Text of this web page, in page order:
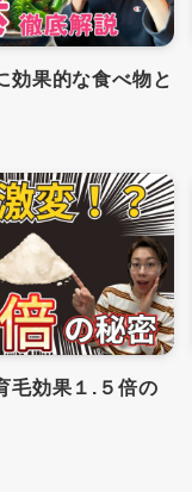
効果的な食べ物と
毛効果１.５倍の